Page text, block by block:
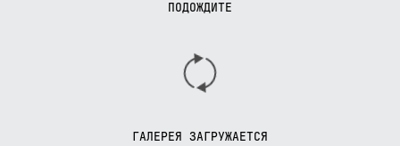
ПОДОЖДИТЕ
ГАЛЕРЕЯ ЗАГРУЖАЕТСЯ